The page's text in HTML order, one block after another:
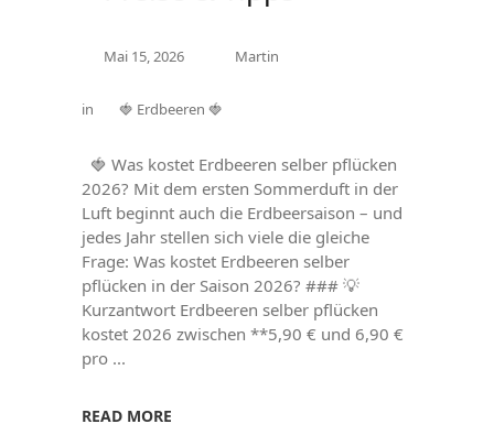
Mai 15, 2026 Martin
in 🍓 Erdbeeren 🍓
🍓 Was kostet Erdbeeren selber pflücken
2026? Mit dem ersten Sommerduft in der
Luft beginnt auch die Erdbeersaison – und
jedes Jahr stellen sich viele die gleiche
Frage: Was kostet Erdbeeren selber
pflücken in der Saison 2026? ### 💡
Kurzantwort Erdbeeren selber pflücken
kostet 2026 zwischen **5,90 € und 6,90 €
pro
READ MORE